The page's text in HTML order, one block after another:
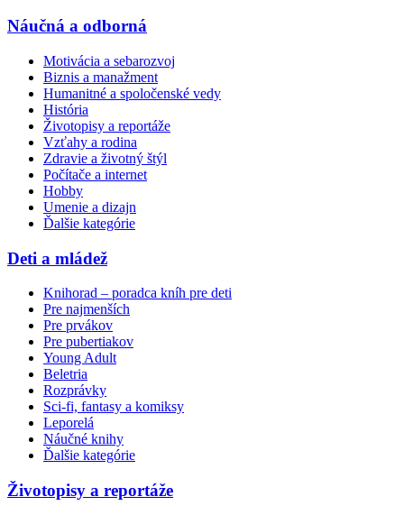
Náučná a odborná
Motivácia a sebarozvoj
Biznis a manažment
Humanitné a spoločenské vedy
História
Životopisy a reportáže
Vzťahy a rodina
Zdravie a životný štýl
Počítače a internet
Hobby
Umenie a dizajn
Ďalšie kategórie
Deti a mládež
Knihorad – poradca kníh pre deti
Pre najmenších
Pre prvákov
Pre pubertiakov
Young Adult
Beletria
Rozprávky
Sci-fi, fantasy a komiksy
Leporelá
Náučné knihy
Ďalšie kategórie
Životopisy a reportáže